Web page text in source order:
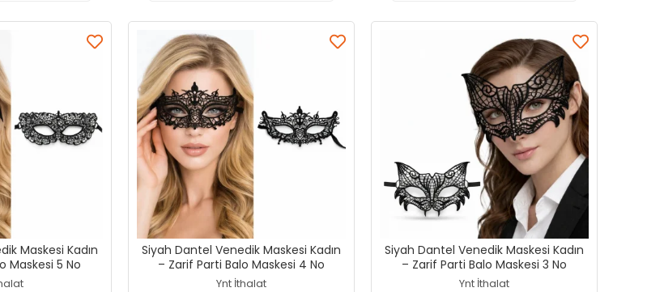
Maskesi Kadın
Parti Balo Maskesi 5 No
Siyah Dantel Venedik Maskesi Kadın
– Zarif Parti Balo Maskesi 4 No
Ynt İthalat
Siyah Dantel Venedik Maskesi Kadın
– Zarif Parti Balo Maskesi 3 No
Ynt İthalat